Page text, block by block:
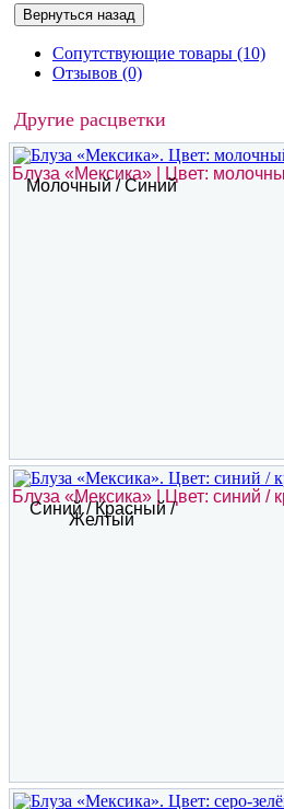
Сопутствующие товары (10)
Отзывов (0)
Другие расцветки
Блуза «Мексика» | Цвет:
Молочный / Синий
Блуза «Мексика» | Цвет: синий /
Синий / Красный /
Желтый